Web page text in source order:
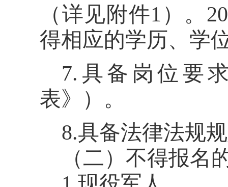
（详见附件1 ） 。
得相应的学历、学
7. 具备岗位要
表》）。
8.具备法律法规
（二）不得报名